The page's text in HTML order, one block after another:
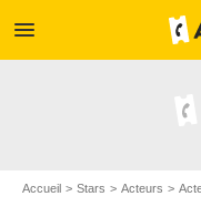
menu
Accueil Stars Acteurs